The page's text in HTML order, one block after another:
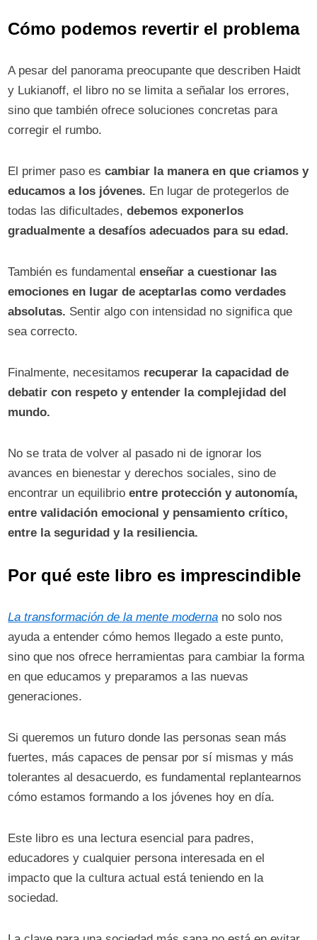
Cómo podemos revertir el problema
A pesar del panorama preocupante que describen Haidt
y Lukianoff, el libro no se limita a señalar los errores,
sino que también ofrece soluciones concretas para
corregir el rumbo.
El primer paso escambiar la manera en que criamos y
educamos a los jóvenes. En lugar de protegerlos de
todas las dificultades,debemos exponerlos
gradualmente a desafíos adecuados para su edad.
También es fundamentalenseñar a cuestionar las
emociones en lugar de aceptarlas como verdades
absolutas. Sentir algo con intensidad no significa que
sea correcto.
Finalmente, necesitamos recuperar la capacidad de
debatir con respeto y entender la complejidad del
mundo.
No se trata de volver al pasado ni de ignorar los
avances en bienestar y derechos sociales, sino de
encontrar un equilibrioentre protección y autonomía,
entre validación emocional y pensamiento crítico,
entre la seguridad y la resiliencia.
Por qué este libro es imprescindible
La transformación de la mente moderna no solo nos
ayuda a entender cómo hemos llegado a este punto,
sino que nos ofrece herramientas para cambiar la forma
en que educamos y preparamos a las nuevas
generaciones.
Si queremos un futuro donde las personas sean más
fuertes, más capaces de pensar por sí mismas y más
tolerantes al desacuerdo, es fundamental replantearnos
cómo estamos formando a los jóvenes hoy en día.
Este libro es una lectura esencial para padres,
educadores y cualquier persona interesada en el
impacto que la cultura actual está teniendo en la
sociedad.